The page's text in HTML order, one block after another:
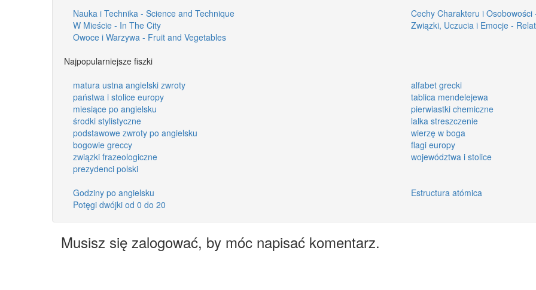
Nauka i Technika - Science and Technique
Cechy Charakteru i
W Mieście - In The City
Związki, Uczucia i Emocje -
Owoce i Warzywa - Fruit and Vegetables
Najpopularniejsze fiszki
matura ustna angielski zwroty
alfabet grecki
państwa i stolice europy
tablica mendelejewa
miesiące po angielsku
pierwiastki chemiczne
środki stylistyczne
lalka streszczenie
podstawowe zwroty po angielsku
wierzę w boga
bogowie greccy
flagi europy
związki frazeologiczne
województwa i stolice
prezydenci polski
Godziny po angielsku
Estructura atómica
Potęgi dwójki od 0 do 20
Musisz się zalogować, by móc napisać komentarz.